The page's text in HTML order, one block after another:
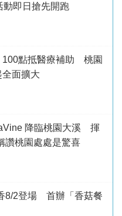
動即日搶先開跑
100點抵醫療補助 桃園
面擴大
降臨桃園大溪 揮
讚桃園處處是驚喜
8/2登場 首辦「香菇餐